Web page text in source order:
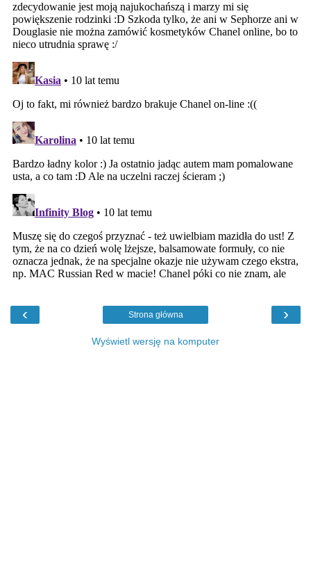
‹ ›
Strona główna
Wyświetl wersję na komputer